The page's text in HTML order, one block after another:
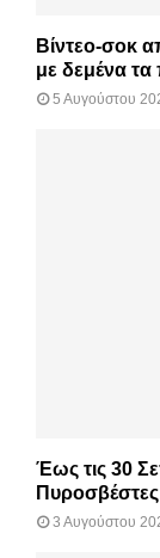
Βίντεο-σοκ
με δεμένα τα
5 Αυγούστου
Έως τις 30
Πυροσβέστες
3 Αυγούστου